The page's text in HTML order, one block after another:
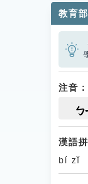
教育
注音：
ㄅ
漢語拼
bí zǐ